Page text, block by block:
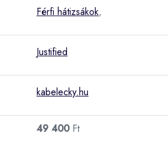
Férfi hátizsákok,
Justified
kabelecky.hu
49 400Ft